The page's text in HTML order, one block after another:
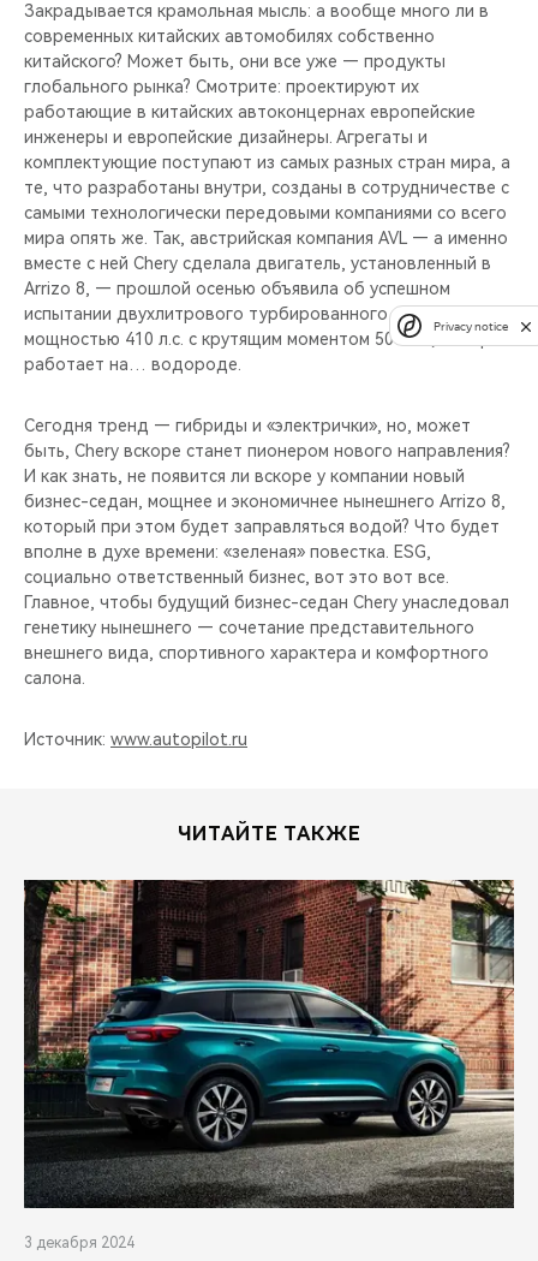
Закрадывается крамольная мысль: а вообще много ли в
современных китайских автомобилях собственно
китайского? Может быть, они все уже — продукты
глобального рынка? Смотрите: проектируют их
работающие в китайских автоконцернах европейские
инженеры и европейские дизайнеры. Агрегаты и
комплектующие поступают из самых разных стран мира, а
те, что разработаны внутри, созданы в сотрудничестве с
самыми технологически передовыми компаниями со всего
мира опять же. Так, австрийская компания AVL — а именно
вместе с ней Chery сделала двигатель, установленный в
Arrizo 8, — прошлой осенью объявила об успешном
испытании двухлитрового турбированного мотора
мощностью 410 л.с. с крутящим моментом 500 Нм, который
работает на… водороде.
Сегодня тренд — гибриды и «электрички», но, может
быть, Chery вскоре станет пионером нового направления?
И как знать, не появится ли вскоре у компании новый
бизнес-седан, мощнее и экономичнее нынешнего Arrizo 8,
который при этом будет заправляться водой? Что будет
вполне в духе времени: «зеленая» повестка. ESG,
социально ответственный бизнес, вот это вот все.
Главное, чтобы будущий бизнес-седан Chery унаследовал
генетику нынешнего — сочетание представительного
внешнего вида, спортивного характера и комфортного
салона.
Источник: www.autopilot.ru
ЧИТАЙТЕ ТАКЖЕ
3 декабря 2024
Privacy notice